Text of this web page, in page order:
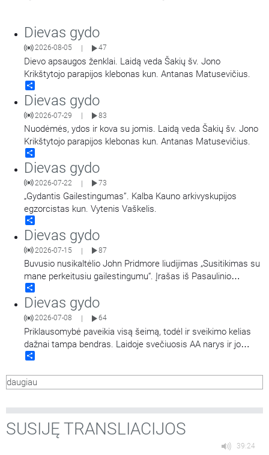
Dievas gydo
2026-08-05 47
Dievo apsaugos ženklai. Laidą veda Šakių šv. Jono
Krikštytojo parapijos klebonas kun. Antanas Matusevičius.
Dievas gydo
2026-07-29 83
Nuodėmės, ydos ir kova su jomis. Laidą veda Šakių šv. Jono
Krikštytojo parapijos klebonas kun. Antanas Matusevičius.
Dievas gydo
2026-07-22 | 73
„Gydantis Gailestingumas”. Kalba Kauno arkivyskupijos
egzorcistas kun. Vytenis Vaškelis.
Dievas gydo
2026-07-15 | 87
Buvusio nusikaltėlio John Pridmore liudijimas „Susitikimas su
mane perkeitusiu gailestingumu“. Įrašas iš Pasaulinio
Apaštalinio Gailestingumo kongreso.
Dievas gydo
2026-07-08 64
Priklausomybė paveikia visą šeimą, todėl ir sveikimo kelias
dažnai tampa bendras. Laidoje svečiuosis AA narys ir jo
žmona, Al-Anon narė, kurie dalysis savo patirtimi, kaip keitėsi
vienas žmogus, o visa šeima.
daugiau
SUSIJĘ TRANSLIACIJOS
39:24